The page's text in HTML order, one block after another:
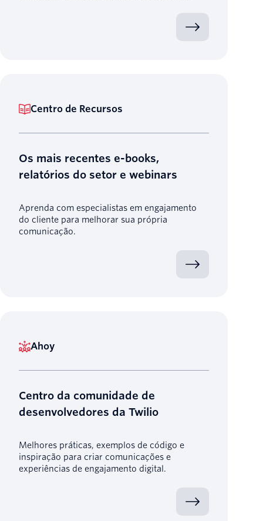
Centro de Recursos
Os mais recentes e-books,
relatórios do setor e webinars
Aprenda com especialistas em engajamento
do cliente para melhorar sua própria
comunicação.
Ahoy
Centro da comunidade de
desenvolvedores da Twilio
Melhores práticas, exemplos de código e
inspiração para criar comunicações e
experiências de engajamento digital.